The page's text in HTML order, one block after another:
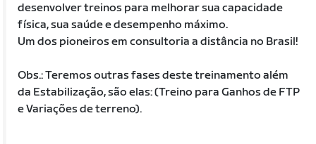
desenvolver treinos para melhorar sua capacidade
física, sua saúde e desempenho máximo.
Um dos pioneiros em consultoria a distância no Brasil!
Obs.: Teremos outras fases deste treinamento além
da Estabilização, são elas: (Treino para Ganhos de FTP
e Variações de terreno).